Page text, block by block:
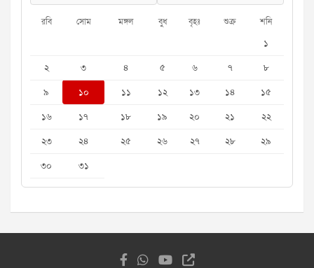
রবি সোম মঙ্গল বুধ বৃহঃ শুক্র শনি
১
২
৩ ৪ ৫ ৬ ৭
৮
৯
১০ ১১ ১২ ১৩ ১৪
১৫
১৬
১৭ ১৮ ১৯ ২০ ২১
২২
২৩
২৪ ২৫ ২৬ ২৭ ২৮
২৯
৩০
৩১